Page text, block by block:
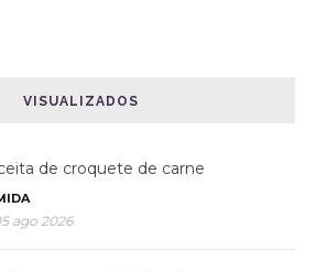
VISUALIZADOS
de croquete de carne
ago 2026